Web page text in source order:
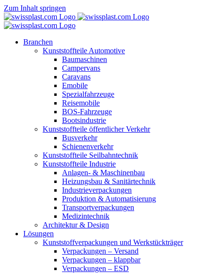
Zum Inhalt springen
Branchen
Kunststoffteile Automotive
Baumaschinen
Campervans
Caravans
Emobile
Spezialfahrzeuge
Reisemobile
BOS-Fahrzeuge
Bootsindustrie
Kunststoffteile öffentlicher Verkehr
Busverkehr
Schienenverkehr
Kunststoffteile Seilbahntechnik
Kunststoffteile Industrie
Anlagen- & Maschinenbau
Heizungsbau & Sanitärtechnik
Industrieverpackungen
Produktion & Automatisierung
Transportverpackungen
Medizintechnik
Architektur & Design
Lösungen
Kunststoffverpackungen und Werkstückträger
Verpackungen – Versand
Verpackungen – klappbar
Verpackungen – ESD